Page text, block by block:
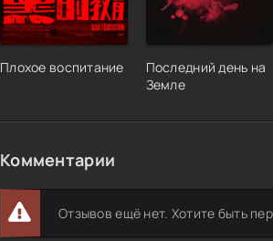
Плохое воспитание
Последний день на
Земле
Комментарии
Отзывов ещё нет. Хотите быть